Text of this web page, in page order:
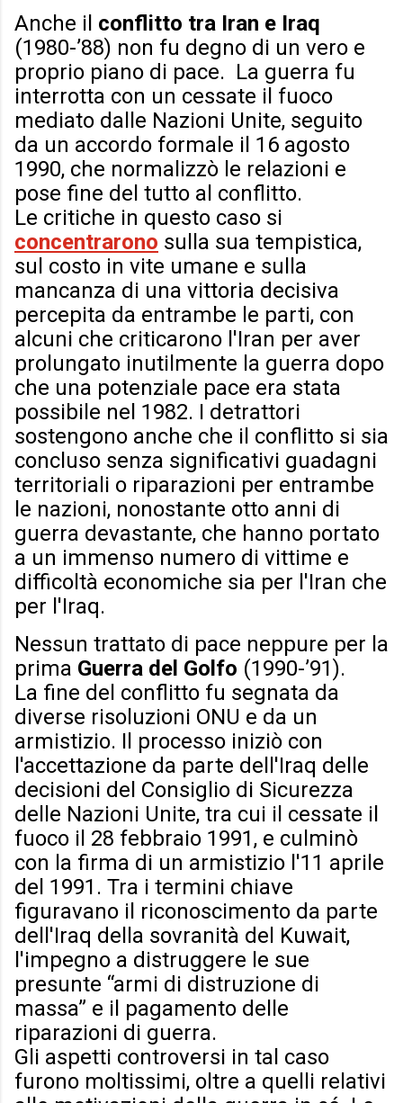
Anche il conflitto tra Iran e Iraq
(1980-’88) non fu degno di un vero e
proprio piano di pace. La guerra fu
interrotta con un cessate il fuoco
mediato dalle Nazioni Unite, seguito
da un accordo formale il 16 agosto
1990, che normalizzò le relazioni e
pose fine del tutto al conflitto.
Le critiche in questo caso si
concentrarono sulla sua tempistica,
sul costo in vite umane e sulla
mancanza di una vittoria decisiva
percepita da entrambe le parti, con
alcuni che criticarono l'Iran per aver
prolungato inutilmente la guerra dopo
che una potenziale pace era stata
possibile nel 1982. I detrattori
sostengono anche che il conflitto si sia
concluso senza significativi guadagni
territoriali o riparazioni per entrambe
le nazioni, nonostante otto anni di
guerra devastante, che hanno portato
a un immenso numero di vittime e
difficoltà economiche sia per l'Iran che
per l'Iraq.
Nessun trattato di pace neppure per la
prima Guerra del Golfo (1990-’91).
La fine del conflitto fu segnata da
diverse risoluzioni ONU e da un
armistizio. Il processo iniziò con
l'accettazione da parte dell'Iraq delle
decisioni del Consiglio di Sicurezza
delle Nazioni Unite, tra cui il cessate il
fuoco il 28 febbraio 1991, e culminò
con la firma di un armistizio l'11 aprile
del 1991. Tra i termini chiave
figuravano il riconoscimento da parte
dell'Iraq della sovranità del Kuwait,
l'impegno a distruggere le sue
presunte “armi di distruzione di
massa” e il pagamento delle
riparazioni di guerra.
Gli aspetti controversi in tal caso
furono moltissimi, oltre a quelli relativi